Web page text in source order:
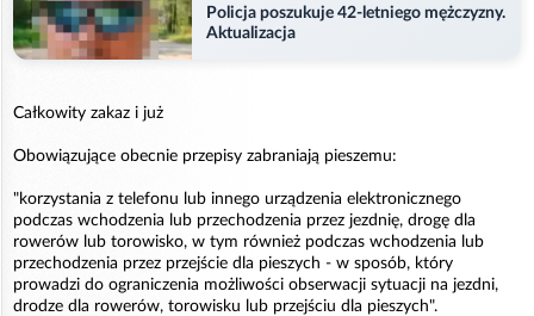
Policja poszukuje 42-letniego mężczyzny.
Aktualizacja
Całkowity zakaz i już
Obowiązujące obecnie przepisy zabraniają pieszemu:
"korzystania z telefonu lub innego urządzenia elektronicznego
podczas wchodzenia lub przechodzenia przez jezdnię, drogę dla
rowerów lub torowisko, w tym również podczas wchodzenia lub
przechodzenia przez przejście dla pieszych - w sposób, który
prowadzi do ograniczenia możliwości obserwacji sytuacji na jezdni,
drodze dla rowerów, torowisku lub przejściu dla pieszych".